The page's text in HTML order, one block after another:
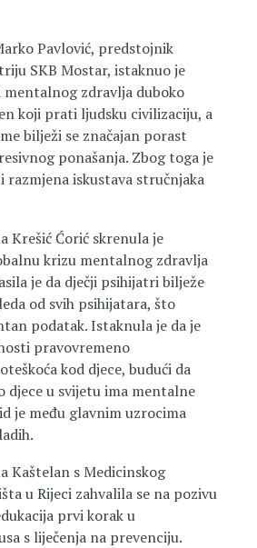
Pavlović, predstojnik
SKB Mostar, istaknuo je
zdravlja duboko
koji prati ljudsku civilizaciju, a
bilježi se značajan porast
ponašanja. Zbog toga je
razmjena iskustava stručnjaka
Krešić Ćorić skrenula je
krizu mentalnog zdravlja
je da dječji psihijatri bilježe
od svih psihijatara, što
podatak. Istaknula je da je
pravovremeno
kod djece, budući da
djece u svijetu ima mentalne
je među glavnim uzrocima
Kaštelan s Medicinskog
u Rijeci zahvalila se na pozivu
prvi korak u
s liječenja na prevenciju.